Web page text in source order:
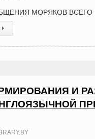
МОРЯКОВ ВСЕГО
И